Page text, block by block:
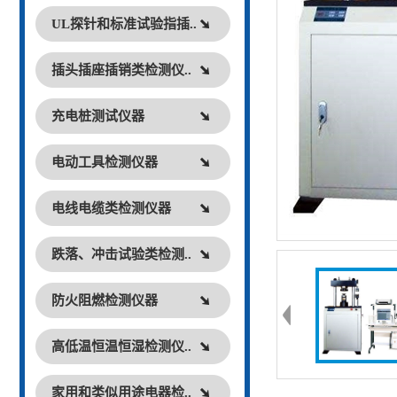
UL探针和标准试验指插..
插头插座插销类检测仪..
充电桩测试仪器
电动工具检测仪器
电线电缆类检测仪器
跌落、冲击试验类检测..
防火阻燃检测仪器
高低温恒温恒湿检测仪..
家用和类似用途电器检..